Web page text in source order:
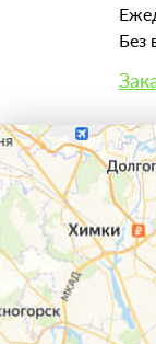
Без